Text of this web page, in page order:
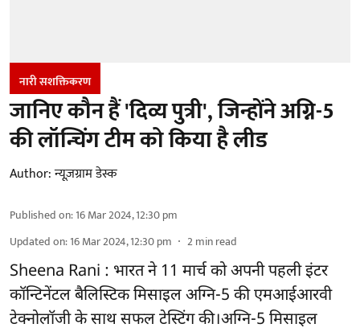
नारी सशक्तिकरण
जानिए कौन हैं 'दिव्य पुत्री', जिन्होंने अग्नि-5
की लॉन्चिंग टीम को किया है लीड
Author:न्यूज़ग्राम डेस्क
Published on:16 Mar 2024, 12:30 pm
Updated on:16 Mar 2024, 12:30 pm 2min read
Sheena Rani : भारत ने 11 मार्च को अपनी पहली इंटर
कॉन्टिनेंटल बैलिस्टिक मिसाइल अग्नि-5 की एमआईआरवी
टेक्नोलॉजी के साथ सफल टेस्टिंग की।अग्नि-5 मिसाइल